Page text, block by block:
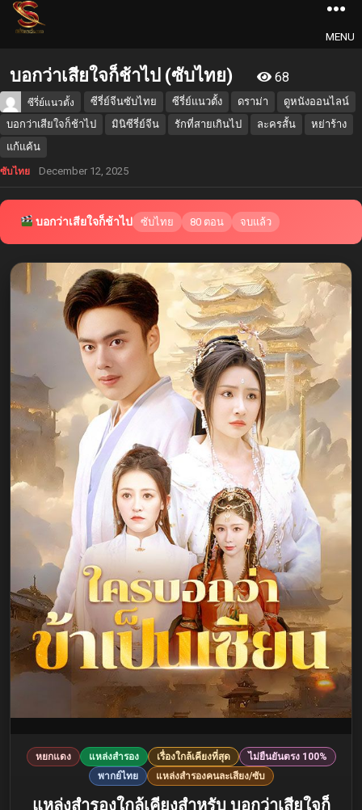
MENU
บอกว่าเสียใจก็ช้าไป (ซับไทย) 68
ซีรี่ย์แนวตั้ง ซีรี่ย์จีนซับไทย ซีรี่ย์แนวตั้ง ดราม่า
ดูหนังออนไลน์
บอกว่าเสียใจก็ช้าไป
มินิซีรี่ย์จีน รักที่สายเกินไป ละครสั้น
หย่าร้าง
แก้แค้น
ซับไทย December 12, 2025
บอกว่าเสียใจก็ช้าไป ซับไทย 80 ตอน จบแล้ว
หยกแดง แหล่งสำรอง เรื่องใกล้เคียงที่สุด
ไม่ยืนยันตรง 100%
พากย์ไทย
แหล่งสำรองคนละเสียง/ซับ
แหล่งสำรองใกล้เคียงสำหรับ บอกว่าเสียใจก็